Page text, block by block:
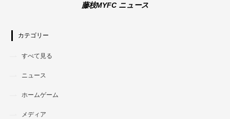
藤枝MYFC ニュース
カテゴリー
すべて見る
ニュース
ホームゲーム
メディア